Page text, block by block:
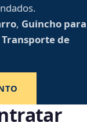
, Guincho para
Transporte de